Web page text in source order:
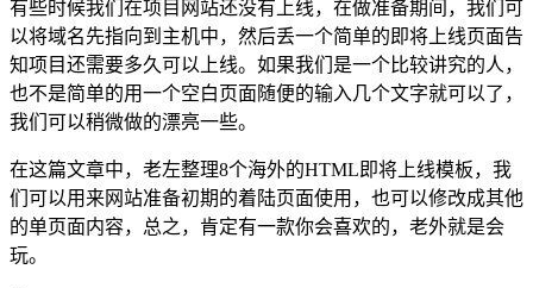
有些时候我们在项目网站还没有上线，在做准备期间，我们可
以将域名先指向到主机中，然后丢一个简单的即将上线页面告
知项目还需要多久可以上线。如果我们是一个比较讲究的人，
也不是简单的用一个空白页面随便的输入几个文字就可以了，
我们可以稍微做的漂亮一些。
在这篇文章中，老左整理8个海外的HTML即将上线模板，我
们可以用来网站准备初期的着陆页面使用，也可以修改成其他
的单页面内容，总之，肯定有一款你会喜欢的，老外就是会
玩。